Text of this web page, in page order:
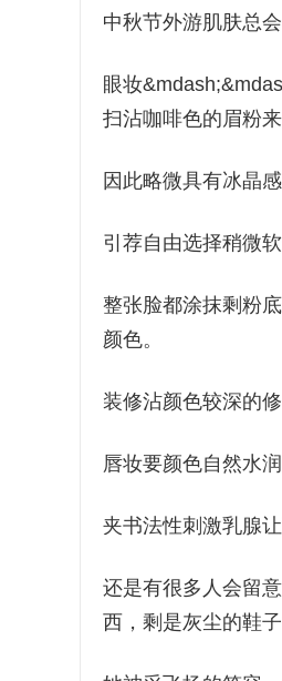
中秋节外游肌肤总
眼妆
扫沾咖啡色的眉粉
因此略微具有冰晶
引荐自由选择稍微
整张脸都涂抹剩粉
颜色。
装修沾颜色较深的
唇妆要颜色自然水
夹书法性刺激乳腺
还是有很多人会留
西，剩是灰尘的鞋子